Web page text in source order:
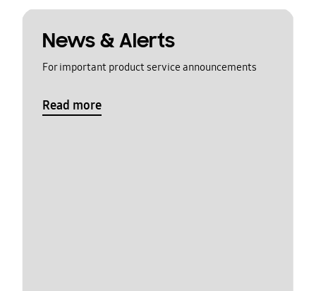
News & Alerts
For important product service announcements
Read more